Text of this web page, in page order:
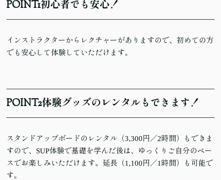
POINT1初心者でも安心！
インストラクターからレクチャーがありますので、初めての方
でも安心して体験していただけます。
POINT2体験グッズのレンタルもできます！
スタンドアップボードのレンタル（3,300円／2時間）もできま
すので、SUP体験で基礎を学んだ後は、ゆっくりご自分のペー
スでお楽しみいただけます。延長（1,100円／1時間）も可能で
す。